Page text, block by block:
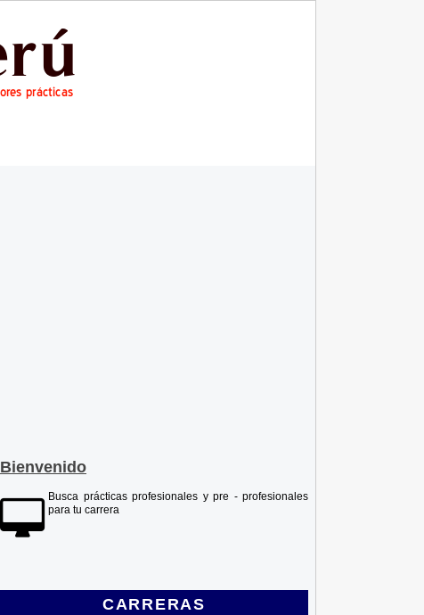
Bienvenido
Busca prácticas profesionales y pre - profesionales
para tu carrera
CARRERAS